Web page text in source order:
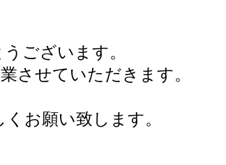
ございます。
させていただきます。
お願い致します。